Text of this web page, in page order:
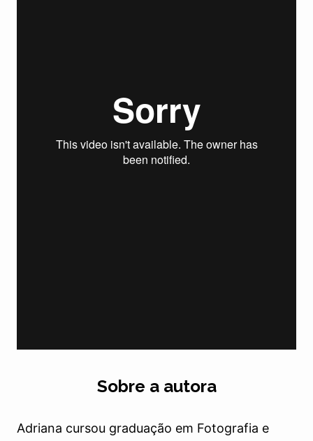
Sobre a autora
Adriana cursou graduação em Fotografia e